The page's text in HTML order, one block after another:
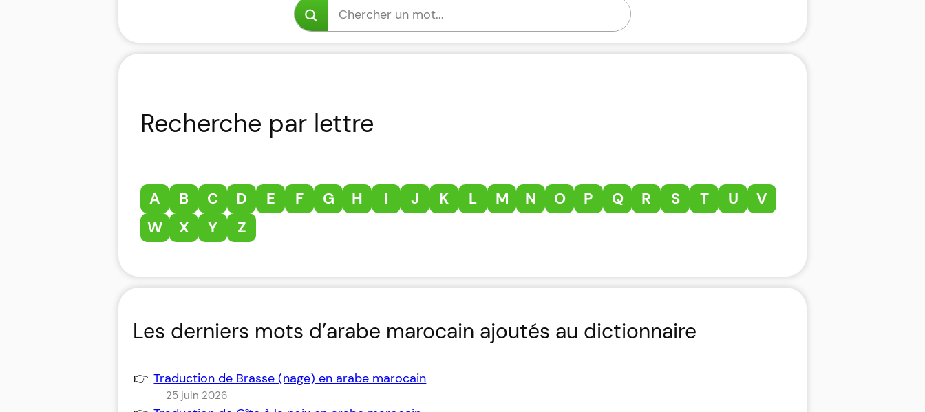
Recherche par lettre
A B C D E F G H I J K L M N O P Q R S T U
V
W
X Y Z
Les derniers mots d’arabe marocain ajoutés au dictionnaire
Traduction de Brasse (nage) en arabe marocain
25 juin 2026